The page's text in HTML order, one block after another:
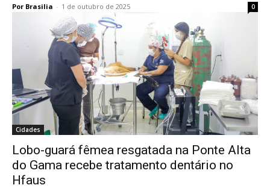
Por Brasilia - 1 de outubro de 2025 0
Cidades
Lobo-guará fêmea resgatada na Ponte Alta
do Gama recebe tratamento dentário no
Hfaus